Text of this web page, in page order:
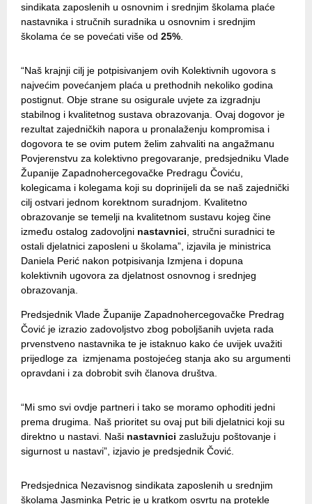
sindikata zaposlenih u osnovnim i srednjim školama plaće
nastavnika i stručnih suradnika u osnovnim i srednjim
školama će se povećati više od 25%
“Naš krajnji cilj je potpisivanjem ovih Kolektivnih ugovora s
najvećim povećanjem plaća u prethodnih nekoliko godina
postignut. Obje strane su osigurale uvjete za izgradnju
stabilnog i kvalitetnog sustava obrazovanja. Ovaj dogovor je
rezultat zajedničkih napora u pronalaženju kompromisa i
dogovora te se ovim putem želim zahvaliti na angažmanu
Povjerenstvu za kolektivno pregovaranje, predsjedniku Vlade
Županije Zapadnohercegovačke Predragu Čoviću,
kolegicama i kolegama koji su doprinijeli da se naš zajednički
cilj ostvari jednom korektnom suradnjom. Kvalitetno
obrazovanje se temelji na kvalitetnom sustavu kojeg čine
između ostalog zadovoljni nastavnici , stručni suradnici te
ostali djelatnici zaposleni u školama”, izjavila je ministrica
Daniela Perić nakon potpisivanja Izmjena i dopuna
kolektivnih ugovora za djelatnost osnovnog i srednjeg
obrazovanja.
Predsjednik Vlade Županije Zapadnohercegovačke Predrag
Čović je izrazio zadovoljstvo zbog poboljšanih uvjeta rada
prvenstveno nastavnika te je istaknuo kako će uvijek uvažiti
prijedloge za izmjenama postojećeg stanja ako su argumenti
opravdani i za dobrobit svih članova društva.
“Mi smo svi ovdje partneri i tako se moramo ophoditi jedni
prema drugima. Naš prioritet su ovaj put bili djelatnici koji su
direktno u nastavi. Naši nastavnici zaslužuju poštovanje i
sigurnost u nastavi”, izjavio je predsjednik Čović.
Predsjednica Nezavisnog sindikata zaposlenih u srednjim
školama Jasminka Petric je u kratkom osvrtu na protekle